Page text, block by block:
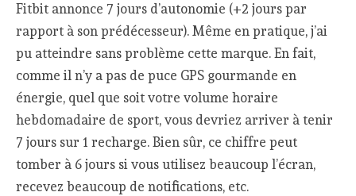
Fitbit annonce 7 jours d’autonomie (+2 jours par
rapport à son prédécesseur). Même en pratique, j’ai
pu atteindre sans problème cette marque. En fait,
comme il n’y a pas de puce GPS gourmande en
énergie, quel que soit votre volume horaire
hebdomadaire de sport, vous devriez arriver à tenir
7 jours sur 1 recharge. Bien sûr, ce chiffre peut
tomber à 6 jours si vous utilisez beaucoup l’écran,
recevez beaucoup de notifications, etc.